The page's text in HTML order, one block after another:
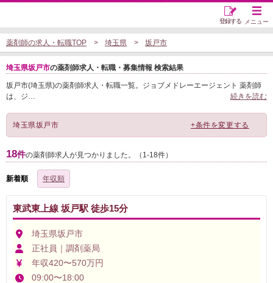
メニュー
登録する
薬剤師の求人・転職TOP 埼玉県 坂戸市
埼玉県坂戸市の薬剤師求人・転職・募集情報 検索結果
坂戸市(埼玉県)の薬剤師求人・転職一覧。ジョブメドレーエージェント 薬剤師
は、ジ… 続きを読む
埼玉県坂戸市 +条件を変更する
18件の薬剤師求人が見つかりました。（1-18件）
新着順 年収順
東武東上線 坂戸駅 徒歩15分
埼玉県坂戸市
正社員｜調剤薬局
年収420〜570万円
09:00〜18:00